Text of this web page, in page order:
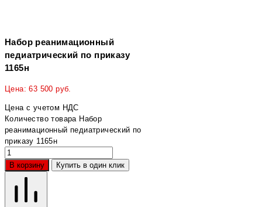
Набор реанимационный
педиатрический по приказу
1165н
Цена:63 500 руб.
Цена с учетом НДС
Количество товара Набор
реанимационный педиатрический по
приказу 1165н
В корзину Купить в один клик